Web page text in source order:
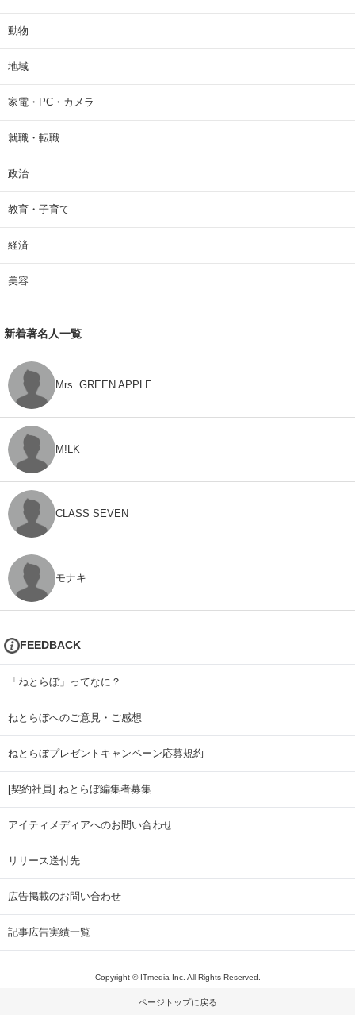
動物
地域
家電・PC・カメラ
就職・転職
政治
教育・子育て
経済
美容
新着著名人一覧
Mrs. GREEN APPLE
M!LK
CLASS SEVEN
モナキ
FEEDBACK
「ねとらぼ」ってなに？
ねとらぼへのご意見・ご感想
ねとらぼプレゼントキャンペーン応募規約
[契約社員] ねとらぼ編集者募集
アイティメディアへのお問い合わせ
リリース送付先
広告掲載のお問い合わせ
記事広告実績一覧
Copyright © ITmedia Inc. All Rights Reserved.
ページトップに戻る